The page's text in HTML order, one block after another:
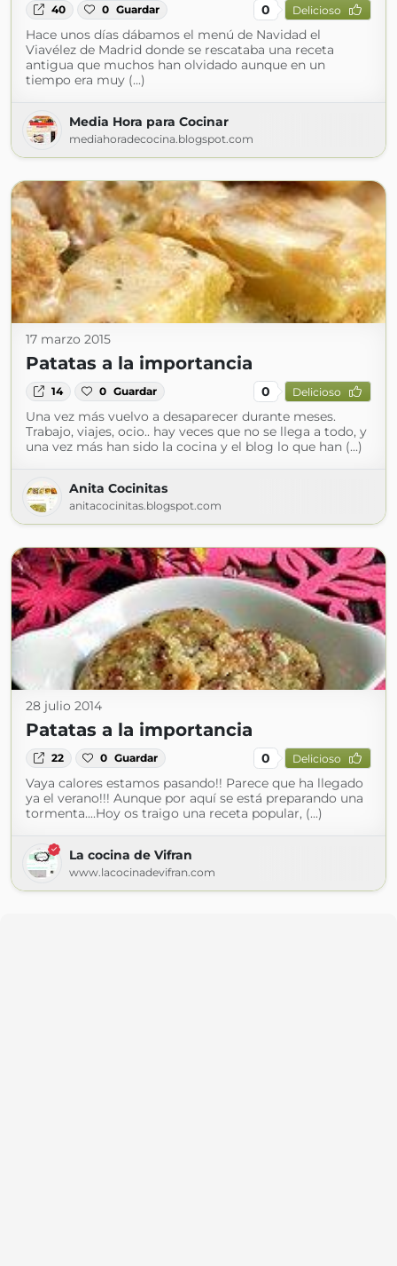
40 0 Guardar 0 Delicioso
Hace unos días dábamos el menú de Navidad el
Viavélez de Madrid donde se rescataba una receta
antigua que muchos han olvidado aunque en un
tiempo era muy (...)
Media Hora para Cocinar
mediahoradecocina.blogspot.com
17 marzo 2015
Patatas a la importancia
14 0 Guardar 0 Delicioso
Una vez más vuelvo a desaparecer durante meses.
Trabajo, viajes, ocio.. hay veces que no se llega a todo, y
una vez más han sido la cocina y el blog lo que han (...)
Anita Cocinitas
anitacocinitas.blogspot.com
28 julio 2014
Patatas a la importancia
22 0 Guardar 0 Delicioso
Vaya calores estamos pasando!! Parece que ha llegado
ya el verano!!! Aunque por aquí se está preparando una
tormenta....Hoy os traigo una receta popular, (...)
La cocina de Vifran
www.lacocinadevifran.com